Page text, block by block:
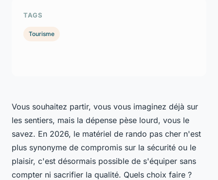
Vous souhaitez partir, vous vous imaginez déjà sur
les sentiers, mais la dépense pèse lourd, vous le
savez. En 2026, le matériel de rando pas cher n'est
plus synonyme de compromis sur la sécurité ou le
plaisir, c'est désormais possible de s'équiper sans
compter ni sacrifier la qualité. Quels choix faire ?
TAGS
Tourisme